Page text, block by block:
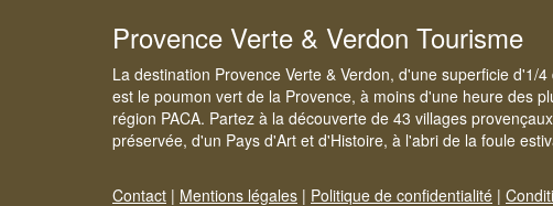
Provence Verte & Verdon Tourisme
La destination Provence Verte & Verdon, d'une superficie d'1/
est le poumon vert de la Provence, à moins d'une heure des
région PACA. Partez à la découverte de 43 villages
préservée, d'un Pays d'Art et d'Histoire, à l'abri de la foule
Contact | Mentions légales | Politique de confidentialité |